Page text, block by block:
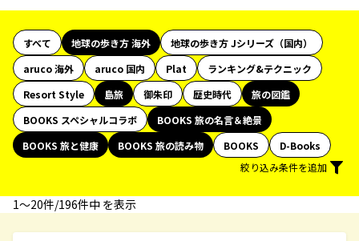
すべて 地球の歩き方 海外
地球の歩き方 Jシリーズ（国内）
aruco 海外
aruco 国内 Plat
ランキング&テクニック
Resort Style
島旅 御朱印 歴史時代
旅の図鑑
BOOKS スペシャルコラボ
BOOKS 旅の名言＆絶景
BOOKS 旅と健康
BOOKS 旅の読み物 BOOKS
D-Books
絞り込み条件を追加
1〜20件/196件中 を表示